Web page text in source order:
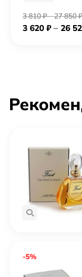
3 810₽–27 850₽
3 620 ₽– 26
-5%